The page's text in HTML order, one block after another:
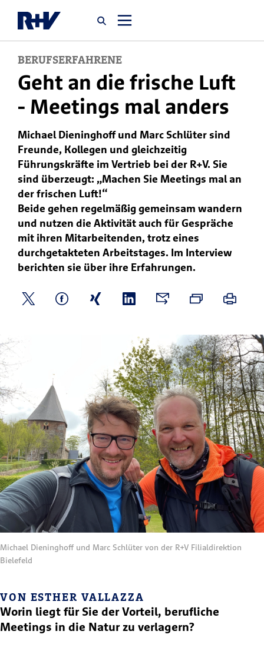
Startseite
Newsroom
Über uns
Karriere
Jobsuche
BERUFSERFAHRENE
Geht an die frische Luft
- Meetings mal anders
Michael Dieninghoff und Marc Schlüter sind
Freunde, Kollegen und gleichzeitig
Führungskräfte im Vertrieb bei der R+V. Sie
sind überzeugt: „Machen Sie Meetings mal an
der frischen Luft!“
Beide gehen regelmäßig gemeinsam wandern
und nutzen die Aktivität auch für Gespräche
mit ihren Mitarbeitenden, trotz eines
durchgetakteten Arbeitstages. Im Interview
berichten sie über ihre Erfahrungen.
Michael Dieninghoff und Marc Schlüter von der R+V Filialdirektion
Bielefeld
VON ESTHER VALLAZZA
Worin liegt für Sie der Vorteil, berufliche
Meetings in die Natur zu verlagern?